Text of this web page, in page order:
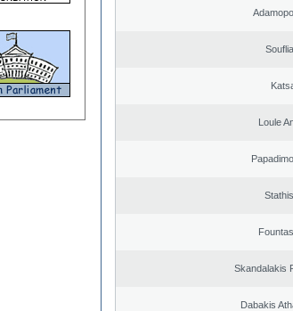
Loule
Skandalakis
Dabakis